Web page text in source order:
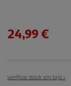
trituração à
misturas. A taça e
máquina
24,99 €
verificar stock em loja >